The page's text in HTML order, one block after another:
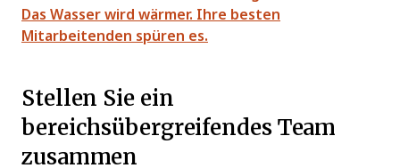
Das Wasser wird wärmer. Ihre besten
Mitarbeitenden spüren es.
Stellen Sie ein
bereichsübergreifendes Team
zusammen